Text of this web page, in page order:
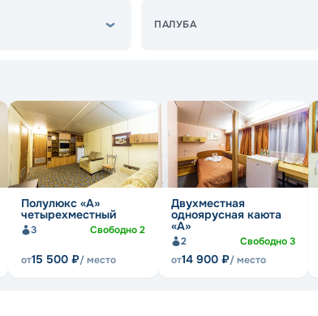
ПАЛУБА
Полулюкс «А»
четырехместный
3 Свободно2
от15 500 ₽/ место
Двухместная
одноярусная каюта
«А»
2 Свободно3
от14 900 ₽/ место